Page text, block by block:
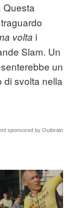
Questa
volta i
Slam. Un
un
di svolta nella
sponsored by Outbrain